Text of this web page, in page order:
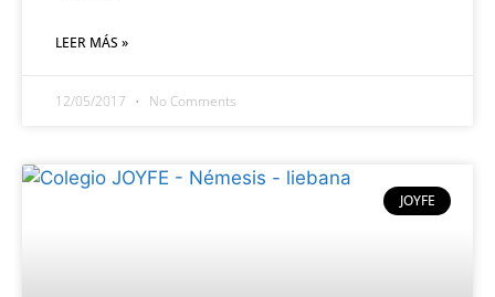
LEER MÁS »
12/05/2017 No Comments
JOYFE